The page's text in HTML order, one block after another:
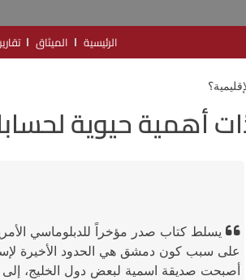
الرئيسية
الميثاق
أهمية حيوية
يسلط كتاب صدر مؤخراً للدبلوماسي
على سبب كون دمشق هي الحدود الأخيرة
أصبحت صديقة اسمية لبعض دول الخليج، إلى